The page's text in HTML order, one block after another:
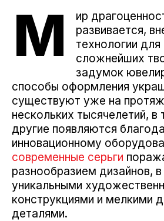
М
ир
развивается,
технологии
сложнейших
задумок
способы оформления
существуют уже на
нескольких тысячелетий, в
другие появляются
инновационному
современные серьги
разнообразием дизайнов,
уникальными
конструкциями и мелкими
деталями.